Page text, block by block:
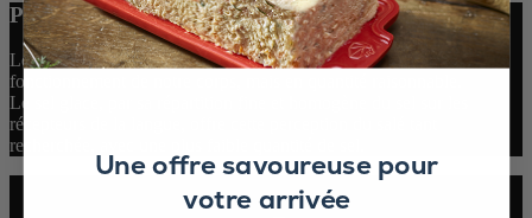
Pourquoi <br>le Sel Glace ?
Le sel est essentiel pour notre vie. Il contribue au bon
fonctionnement de notre corps
Le sel glace, par sa répartition fine et homogène du sel sur les
récepteurs de la langue, offre cette perception du salé tant
recherchée, avec une plus faible quantité de sel.
Une offre savoureuse pour
votre arrivée